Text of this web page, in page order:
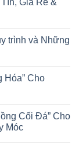
trình và Những
Hóa” Cho
Cối Đá” Cho
Móc